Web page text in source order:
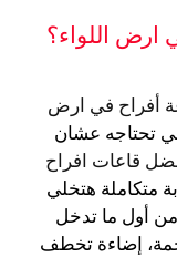
اللواء؟
أفراح في ارض
تحتاجه عشان
قاعات افراح
هتخلي
أول ما تدخل
إضاءة تخطف